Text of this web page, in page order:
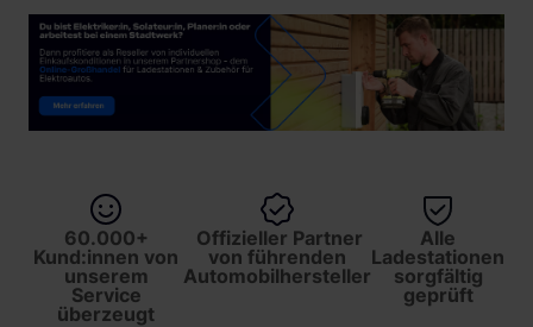
60.000+
Kund:innen von
unserem
Service
überzeugt
Offizieller Partner
von führenden
Automobilhersteller
Alle
Ladestationen
sorgfältig
geprüft